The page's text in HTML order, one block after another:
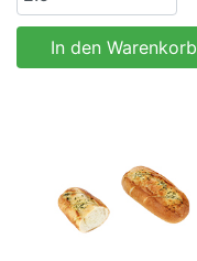
In den Warenkorb